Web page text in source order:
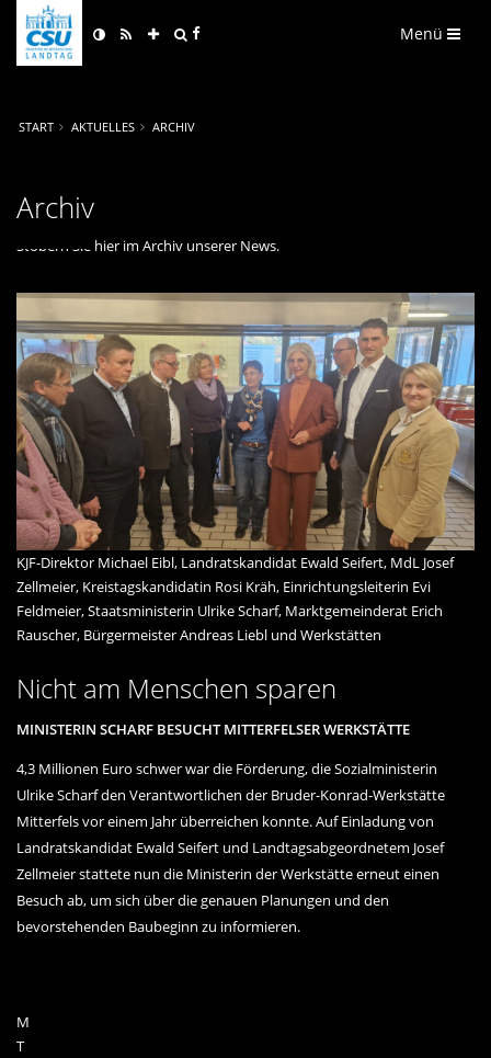
Menü
START AKTUELLES ARCHIV
Archiv
Stöbern Sie hier im Archiv unserer News.
KJF-Direktor Michael Eibl, Landratskandidat Ewald Seifert, MdL Josef
Zellmeier, Kreistagskandidatin Rosi Kräh, Einrichtungsleiterin Evi
Feldmeier, Staatsministerin Ulrike Scharf, Marktgemeinderat Erich
Rauscher, Bürgermeister Andreas Liebl und Werkstätten
Nicht am Menschen sparen
MINISTERIN SCHARF BESUCHT MITTERFELSER WERKSTÄTTE
4,3 Millionen Euro schwer war die Förderung, die Sozialministerin
Ulrike Scharf den Verantwortlichen der Bruder-Konrad-Werkstätte
Mitterfels vor einem Jahr überreichen konnte. Auf Einladung von
Landratskandidat Ewald Seifert und Landtagsabgeordnetem Josef
Zellmeier stattete nun die Ministerin der Werkstätte erneut einen
Besuch ab, um sich über die genauen Planungen und den
bevorstehenden Baubeginn zu informieren.
M
T